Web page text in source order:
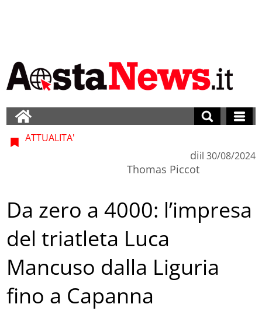
ATTUALITA'
di
Thomas Piccot
il 30/08/2024
Da zero a 4000: l’impresa
del triatleta Luca
Mancuso dalla Liguria
fino a Capanna